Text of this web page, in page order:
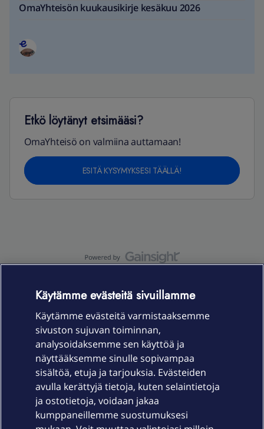
OmaYhteisön kuukausikirje kesäkuu 2026
Etkö löytänyt etsimääsi?
OmaYhteisö on valmiina auttamaan!
ESITÄ KYSYMYKSESI TÄÄLLÄ!
Laitteet & liittymät
Palvelut
Käytämme evästeitä sivuillamme
Käytämme evästeitä varmistaaksemme
sivuston sujuvan toiminnan,
analysoidaksemme sen käyttöä ja
näyttääksemme sinulle sopivampaa
sisältöä, etuja ja tarjouksia. Evästeiden
avulla kerättyjä tietoja, kuten selaintietoja
ja ostotietoja, voidaan jakaa
kumppaneillemme suostumuksesi